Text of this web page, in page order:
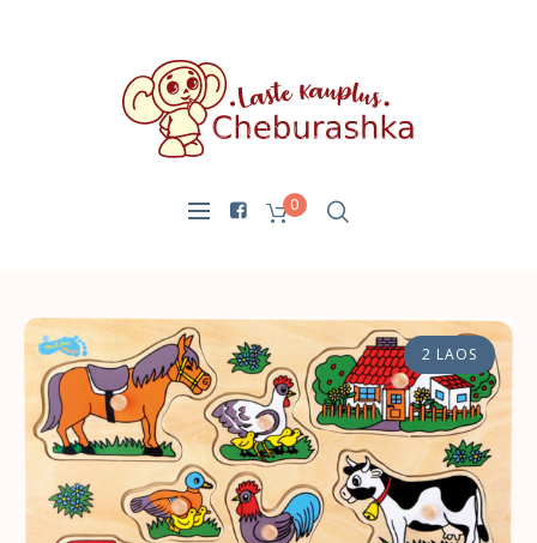
0
2 LAOS